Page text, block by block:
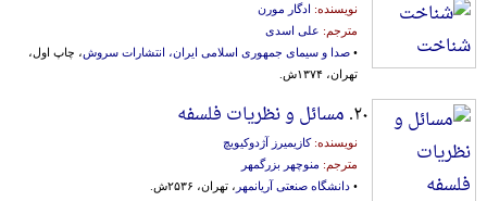
نویسنده: ادگار مورن
مترجم: علی اسدی
• صدا و سیمای جمهوری اسلامی ایران، انتشارات سروش، چاپ اول،
تهران، ۱۳۷۴ش.
۲۰. مسائل و نظریات فلسفه
نویسنده:كازیمیرز آژدوکیویچ
مترجم: منوچهر بزرگمهر
• دانشگاه صنعتی آریانمهر ، تهران، ۲۵۳۶ش.